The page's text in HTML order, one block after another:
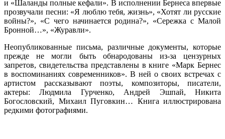
и «Шаланды полные кефали». В исполнении Бернеса впервые
прозвучали песни: «Я люблю тебя, жизнь», «Хотят ли русские
войны?», «С чего начинается родина?», «Сережка с Малой
Бронной…», «Журавли».
Неопубликованные письма, различные документы, которые
прежде не могли быть обнародованы из-за цензурных
запретов, свидетельства представлены в книге «Марк Бернес
в воспоминаниях современников». В ней о своих встречах с
артистом рассказывают поэты, композиторы, писатели,
актеры: Людмила Гурченко, Андрей Эшпай, Никита
Богословский, Михаил Пуговкин… Книга иллюстрирована
редкими фотографиями.